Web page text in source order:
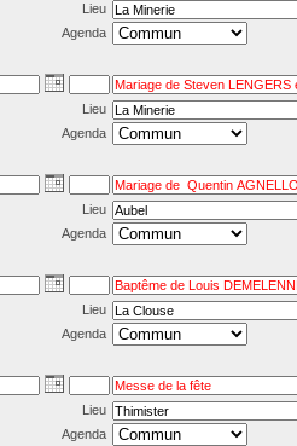
Lieu
Agenda
Lieu
Agenda
Lieu
Agenda
Lieu
Agenda
Lieu
Agenda